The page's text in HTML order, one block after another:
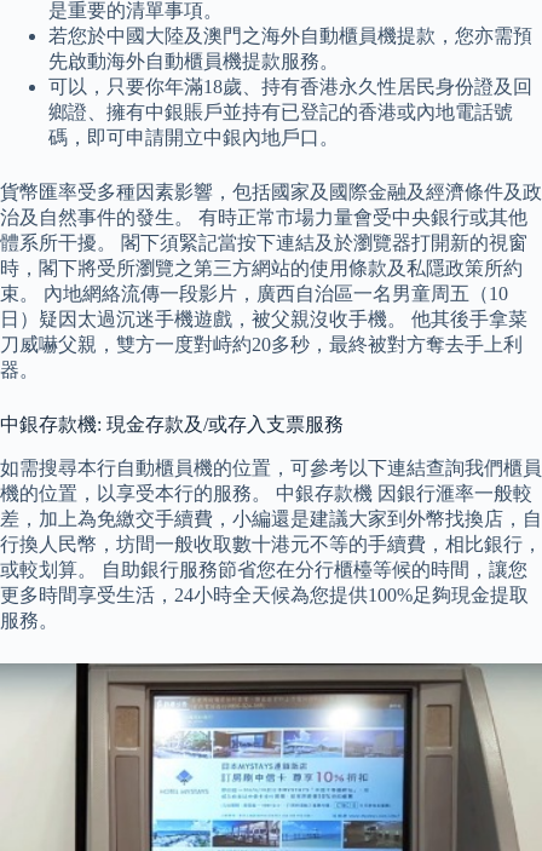
是重要的清單事項。
若您於中國大陸及澳門之海外自動櫃員機提款，您亦需預
先啟動海外自動櫃員機提款服務。
可以，只要你年滿18歲、持有香港永久性居民身份證及回
鄉證、擁有中銀賬戶並持有已登記的香港或內地電話號
碼，即可申請開立中銀內地戶口。
貨幣匯率受多種因素影響，包括國家及國際金融及經濟條件及政
治及自然事件的發生。 有時正常市場力量會受中央銀行或其他
體系所干擾。 閣下須緊記當按下連結及於瀏覽器打開新的視窗
時，閣下將受所瀏覽之第三方網站的使用條款及私隱政策所約
束。 內地網絡流傳一段影片，廣西自治區一名男童周五（10
日）疑因太過沉迷手機遊戲，被父親沒收手機。 他其後手拿菜
刀威嚇父親，雙方一度對峙約20多秒，最終被對方奪去手上利
器。
中銀存款機: 現金存款及/或存入支票服務
如需搜尋本行自動櫃員機的位置，可參考以下連結查詢我們櫃員
機的位置，以享受本行的服務。 中銀存款機 因銀行滙率一般較
差，加上為免繳交手續費，小編還是建議大家到外幣找換店，自
行換人民幣，坊間一般收取數十港元不等的手續費，相比銀行，
或較划算。 自助銀行服務節省您在分行櫃檯等候的時間，讓您
更多時間享受生活，24小時全天候為您提供100%足夠現金提取
服務。